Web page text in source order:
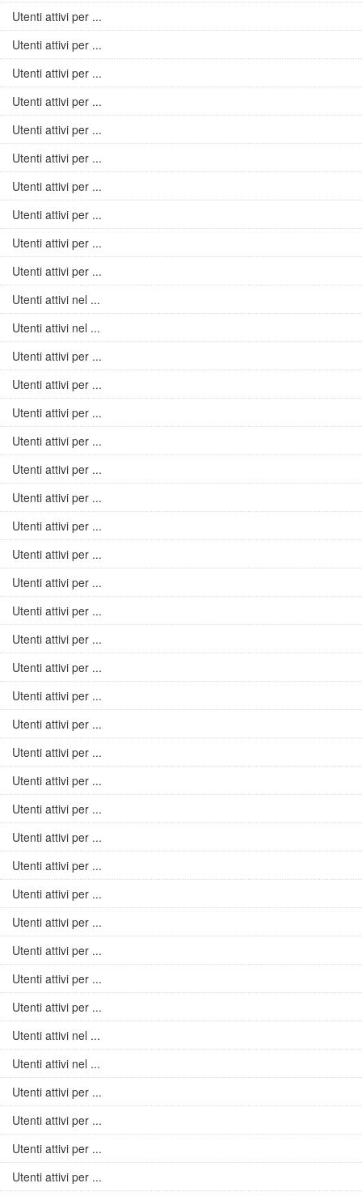
Utenti attivi per ...
Utenti attivi per ...
Utenti attivi per ...
Utenti attivi per ...
Utenti attivi per ...
Utenti attivi per ...
Utenti attivi per ...
Utenti attivi per ...
Utenti attivi per ...
Utenti attivi per ...
Utenti attivi nel ...
Utenti attivi nel ...
Utenti attivi per ...
Utenti attivi per ...
Utenti attivi per ...
Utenti attivi per ...
Utenti attivi per ...
Utenti attivi per ...
Utenti attivi per ...
Utenti attivi per ...
Utenti attivi per ...
Utenti attivi per ...
Utenti attivi per ...
Utenti attivi per ...
Utenti attivi per ...
Utenti attivi per ...
Utenti attivi per ...
Utenti attivi per ...
Utenti attivi per ...
Utenti attivi per ...
Utenti attivi per ...
Utenti attivi per ...
Utenti attivi per ...
Utenti attivi per ...
Utenti attivi per ...
Utenti attivi per ...
Utenti attivi nel ...
Utenti attivi nel ...
Utenti attivi per ...
Utenti attivi per ...
Utenti attivi per ...
Utenti attivi per ...